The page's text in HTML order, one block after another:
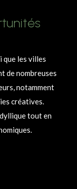
que les villes
de nombreuses
notamment
créatives.
tout en